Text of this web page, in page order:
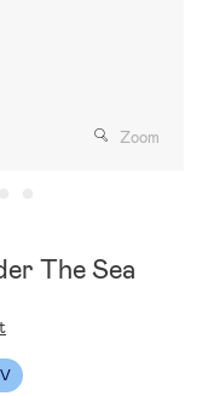
Zoom
The Sea